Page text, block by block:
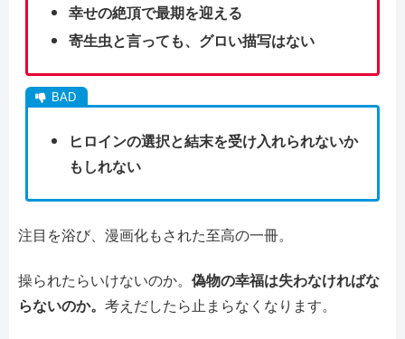
幸せの絶頂で最期を迎える
寄生虫と言っても、グロい描写はない
ヒロインの選択と結末を受け入れられないか
もしれない
注目を浴び、漫画化もされた至高の一冊。
操られたらいけないのか。 偽物の幸福は失わなければな
らないのか。 考えだしたら止まらなくなります。